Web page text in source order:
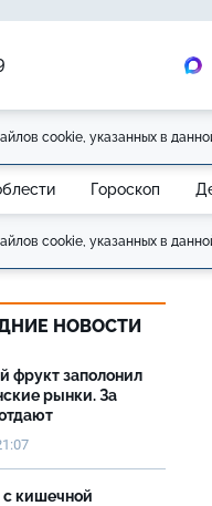
cookie, указанных в
Гороскоп
cookie, указанных в
НОВОСТИ
фрукт заполонил
рынки. За
с кишечной